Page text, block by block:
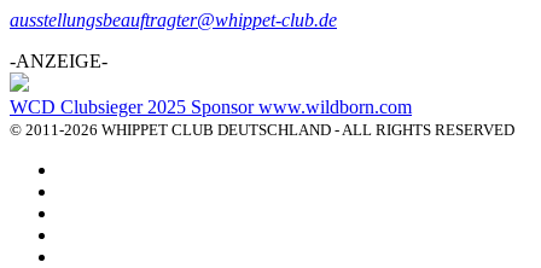
ausstellungsbeauftragter@whippet-club.de
-ANZEIGE-
WCD Clubsieger 2025 Sponsor www.wildborn.com
© 2011-2026 WHIPPET CLUB DEUTSCHLAND - ALL RIGHTS RESERVED